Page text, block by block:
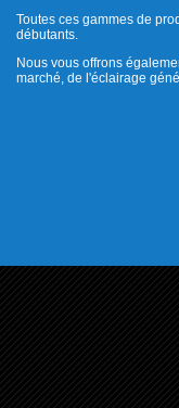
Toutes ces gammes de
débutants.
Nous vous offrons
marché, de l'éclairage